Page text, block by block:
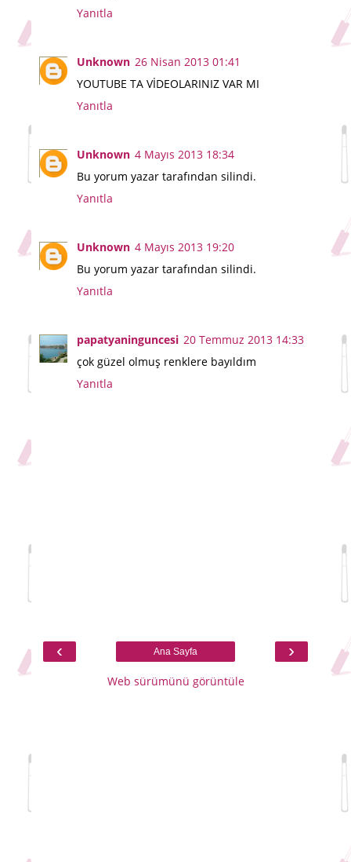
Yanıtla
Unknown 26 Nisan 2013 01:41
YOUTUBE TA VİDEOLARINIZ VAR MI
Yanıtla
Unknown 4 Mayıs 2013 18:34
Bu yorum yazar tarafından silindi.
Yanıtla
Unknown 4 Mayıs 2013 19:20
Bu yorum yazar tarafından silindi.
Yanıtla
papatyaninguncesi 20 Temmuz 2013 14:33
çok güzel olmuş renklere bayıldım
Yanıtla
‹ ›
Ana Sayfa
Web sürümünü görüntüle